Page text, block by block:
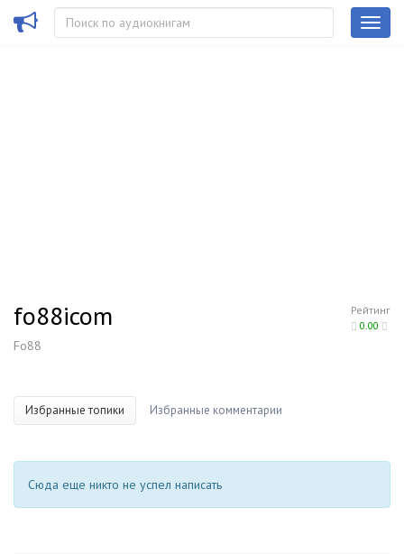
Рейтинг
0.00
fo88icom
Fo88
Избранные топики Избранные комментарии
Сюда еще никто не успел написать